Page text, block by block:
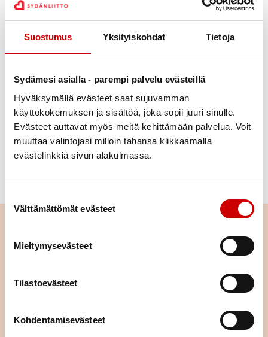
Suostumus Yksityiskohdat Tietoja
Sydämesi asialla - parempi palvelu evästeillä
Hyväksymällä evästeet saat sujuvamman
käyttökokemuksen ja sisältöä, joka sopii juuri sinulle.
Evästeet auttavat myös meitä kehittämään palvelua. Voit
muuttaa valintojasi milloin tahansa klikkaamalla
evästelinkkiä sivun alakulmassa.
Välttämättömät evästeet
Mieltymysevästeet
Tilastoevästeet
Kohdentamisevästeet
Luottamustoimihenkilöt
Paavo Alatalo
Piirihallitus
0408413580
Ota yhteyttä
oheisella lomakkeella.